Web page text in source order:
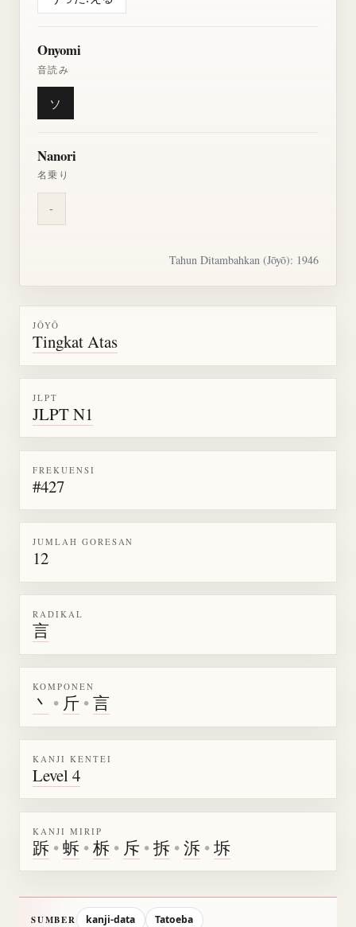
Onyomi
音読み
ソ
Nanori
名乗り
-
Tahun Ditambahkan (Jōyō): 1946
JŌYŌ
Tingkat Atas
JLPT
JLPT N1
FREKUENSI
#427
JUMLAH GORESAN
12
RADIKAL
言
KOMPONEN
丶 • 斤 •言
KANJI KENTEI
Level 4
KANJI MIRIP
跅 •蚸 •柝 • 斥 •拆 •泝 •坼
SUMBER kanji-data
Tatoeba